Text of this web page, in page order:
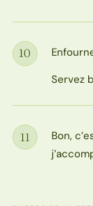
Étape
10
Servez
Étape
11
Bon,